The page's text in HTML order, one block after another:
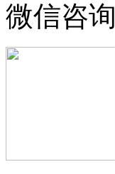
微信咨询